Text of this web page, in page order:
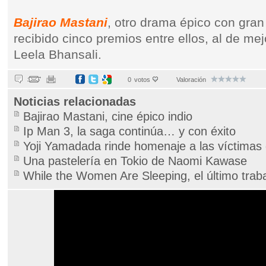
Bajirao Mastani, otro drama épico con
recibido cinco premios entre ellos, al de
Leela Bhansali.
0 votos Valoración
Noticias relacionadas
Bajirao Mastani, cine épico indio
Ip Man 3, la saga continúa… y con éxito
Yoji Yamadada rinde homenaje a las víctimas
Una pastelería en Tokio de Naomi Kawase
While the Women Are Sleeping, el último